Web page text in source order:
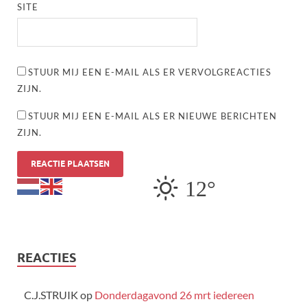
SITE
STUUR MIJ EEN E-MAIL ALS ER VERVOLGREACTIES
ZIJN.
STUUR MIJ EEN E-MAIL ALS ER NIEUWE BERICHTEN
ZIJN.
12°
REACTIES
C.J.STRUIK op Donderdagavond 26 mrt iedereen